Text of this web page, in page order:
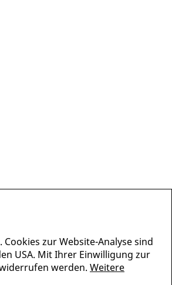
zur Website-Analyse sind
USA. Mit Ihrer Einwilligung zur
werden. Weitere